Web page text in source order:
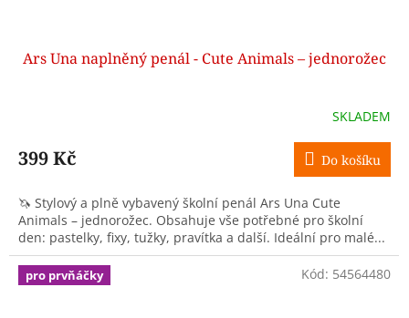
Ars Una naplněný penál - Cute Animals – jednorožec
SKLADEM
399 Kč Do košíku
🦄 Stylový a plně vybavený školní penál Ars Una Cute
Animals – jednorožec. Obsahuje vše potřebné pro školní
den: pastelky, fixy, tužky, pravítka a další. Ideální pro malé...
pro prvňáčky Kód: 54564480